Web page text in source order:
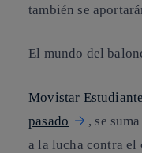
también se
El mundo del
Movistar
pasado
, se
a la lucha contra el